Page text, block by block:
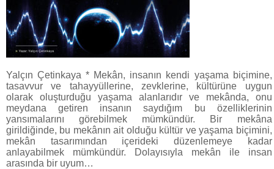
Yalçın Çetinkaya * Mekân, insanın kendi yaşama biçimine,
tasavvur ve tahayyüllerine, zevklerine, kültürüne uygun
olarak oluşturduğu yaşama alanlarıdır ve mekânda, onu
meydana getiren insanın saydığım bu özelliklerinin
yansımalarını görebilmek mümkündür. Bir mekâna
girildiğinde, bu mekânın ait olduğu kültür ve yaşama biçimini,
mekân tasarımından içerideki düzenlemeye kadar
anlayabilmek mümkündür. Dolayısıyla mekân ile insan
arasında bir uyum…